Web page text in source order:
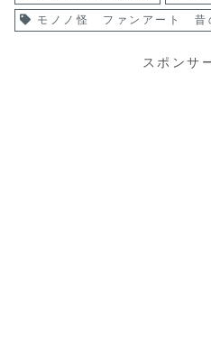
モノノ怪 ファンアート 昔
スポンサ